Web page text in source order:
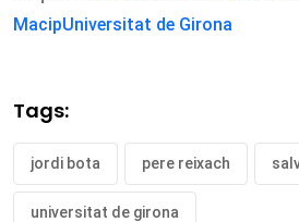
MacipUniversitat de Girona
Tags:
jordi bota pere reixach
universitat de girona